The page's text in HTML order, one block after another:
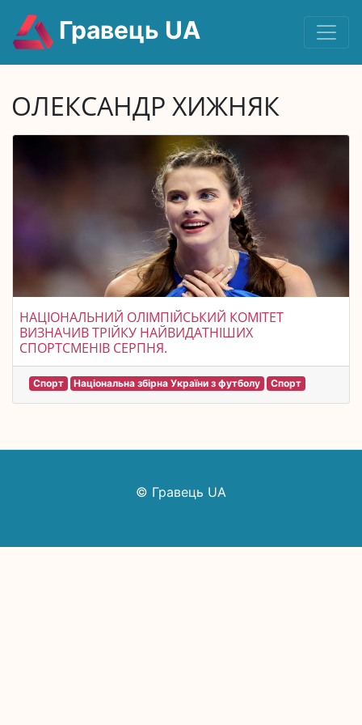
Гравець UA
ОЛЕКСАНДР ХИЖНЯК
НАЦІОНАЛЬНИЙ ОЛІМПІЙСЬКИЙ КОМІТЕТ
ВИЗНАЧИВ ТРІЙКУ НАЙВИДАТНІШИХ
СПОРТСМЕНІВ СЕРПНЯ.
Спорт Національна збірна України з футболу Спорт
© Гравець UA